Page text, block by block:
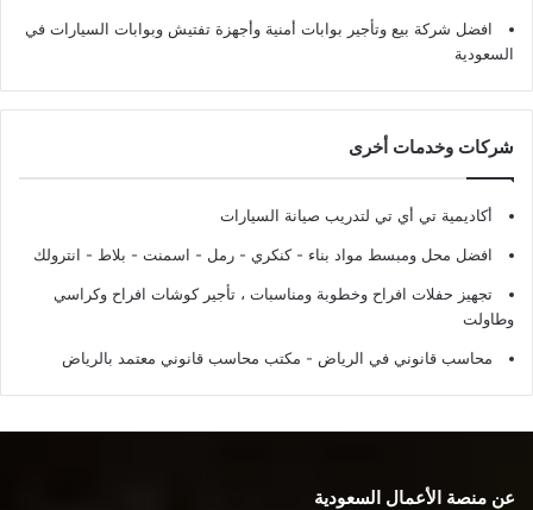
افضل شركة بيع وتأجير بوابات أمنية وأجهزة تفتيش وبوابات السيارات في
السعودية
شركات وخدمات أخرى
أكاديمية تي أي تي لتدريب صيانة السيارات
افضل محل ومبسط مواد بناء - كنكري - رمل - اسمنت - بلاط - انترولك
تجهيز حفلات افراح وخطوبة ومناسبات ، تأجير كوشات افراح وكراسي
وطاولت
محاسب قانوني في الرياض - مكتب محاسب قانوني معتمد بالرياض
عن منصة الأعمال السعودية